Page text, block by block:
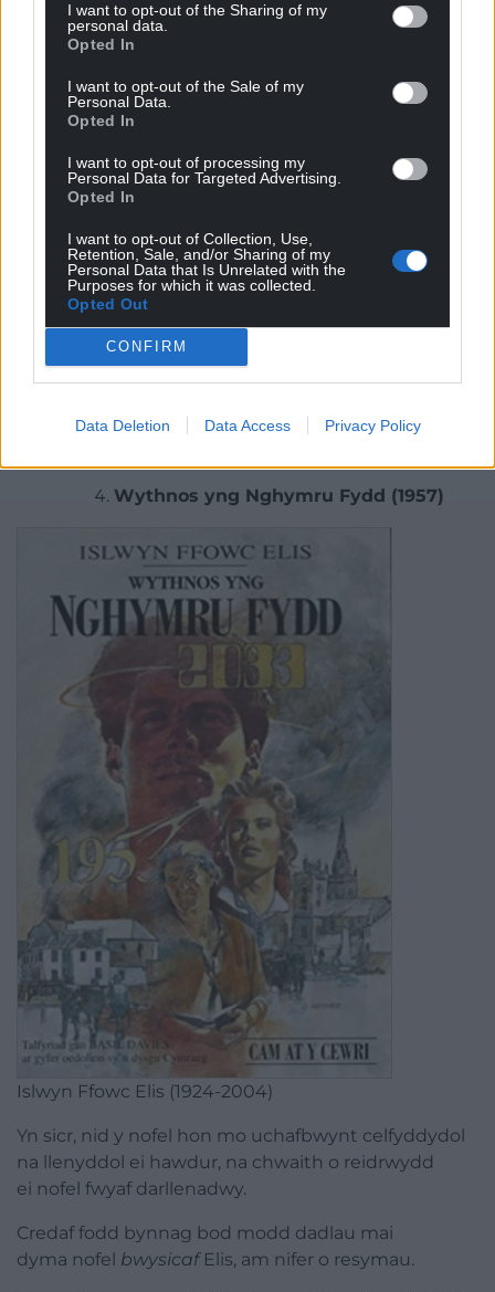
I want to opt-out of the Sharing of my
personal data.
Opted In
I want to opt-out of the Sale of my
Personal Data.
Opted In
I want to opt-out of processing my
Personal Data for Targeted Advertising.
Opted In
I want to opt-out of Collection, Use,
Retention, Sale, and/or Sharing of my
Personal Data that Is Unrelated with the
Purposes for which it was collected.
Opted Out
CONFIRM
Data Deletion Data Access Privacy Policy
i’w cynrychioli.
Nid heb reswm y gelwir Kate Roberts yn ‘frenhines y
stori fer’ ac yn y genrehwnnw efallai y mae ei
gwaith gorau, ond mae ei nofelau heb os yn llawn
haeddu eu cynnwys ar unrhyw restr o nofelau
pwysig yn y Gymraeg.
Rydw i wedi dewis
am fenyw sy’n gadael ei gŵr – pwnc dadleuol a dewr
i’w trafod yn 1956, yn enwedig drwy gyfrwng y
Gymraeg.
Yn wahanol iMonicagan Saunders Lewis (nofelnad
yw’n gwneud fy rhestr), mae’n gwneud hynny’n â
sensitifrwydd a chydymdeimlad yn hytrach na
Wythnos yng Nghymru Fydd (1957)
Islwyn Ffowc Elis (1924-2004)
Yn sicr, nid y nofel
hon mo uchafbwynt celfyddydol
na llenyddol ei hawdur, na chwaith o reidrwydd
ei nofel fwyaf darllenadwy.
Credaf fodd bynnag bod modd dadlau mai
dyma nofel bwysicafElis, am nifer o resymau.